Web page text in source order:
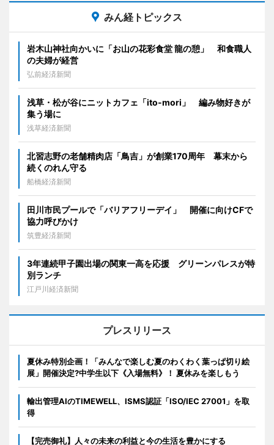
みん経トピックス
岩木山神社向かいに「お山の花彩食堂 龍の憩」 和食職人
の夫婦が経営
弘前経済新聞
浅草・松が谷にニットカフェ「ito-mori」 編み物好きが
集う場に
浅草経済新聞
北習志野の老舗精肉店「鳥吉」が創業170周年 幕末から
続くのれん守る
船橋経済新聞
田川市民プールで「バリアフリーデイ」 開催に向けCFで
協力呼びかけ
筑豊経済新聞
3年連続甲子園出場の関東一高を応援 グリーンパレスが特
別ランチ
江戸川経済新聞
プレスリリース
夏休み特別企画！「みんなで楽しむ夏のわくわく葉っぱ切り絵
展」開催決定?中学生以下《入場無料》！ 夏休みを楽しもう
輸出管理AIのTIMEWELL、ISMS認証「ISO/IEC 27001」を取
得
【完売御礼】人々の未来の利益と今の生活を豊かにする